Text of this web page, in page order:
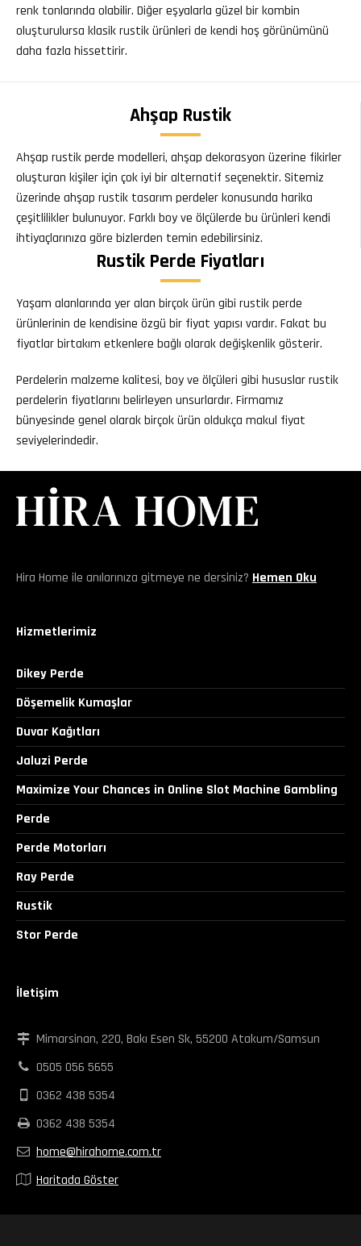
renk tonlarında olabilir. Diğer eşyalarla güzel bir kombin
oluşturulursa klasik rustik ürünleri de kendi hoş görünümünü
daha fazla hissettirir.
Ahşap Rustik
Ahşap rustik perde modelleri, ahşap dekorasyon üzerine fikirler
oluşturan kişiler için çok iyi bir alternatif seçenektir. Sitemiz
üzerinde ahşap rustik tasarım perdeler konusunda harika
çeşitlilikler bulunuyor. Farklı boy ve ölçülerde bu ürünleri kendi
ihtiyaçlarınıza göre bizlerden temin edebilirsiniz.
Rustik Perde Fiyatları
Yaşam alanlarında yer alan birçok ürün gibi rustik perde
ürünlerinin de kendisine özgü bir fiyat yapısı vardır. Fakat bu
fiyatlar birtakım etkenlere bağlı olarak değişkenlik gösterir.
Perdelerin malzeme kalitesi, boy ve ölçüleri gibi hususlar rustik
perdelerin fiyatlarını belirleyen unsurlardır. Firmamız
bünyesinde genel olarak birçok ürün oldukça makul fiyat
seviyelerindedir.
Hira Home ile anılarınıza gitmeye ne dersiniz? Hemen Oku
Hizmetlerimiz
Dikey Perde
Döşemelik Kumaşlar
Duvar Kağıtları
Jaluzi Perde
Maximize Your Chances in Online Slot Machine Gambling
Perde
Perde Motorları
Ray Perde
Rustik
Stor Perde
İletişim
Mimarsinan, 220, Bakı Esen Sk, 55200 Atakum/Samsun
0505 056 5655
0362 438 5354
0362 438 5354
home@hirahome.com.tr
Haritada Göster